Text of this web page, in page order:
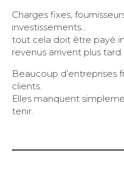
Charges fixes,
investissements…
tout cela doit être payé
revenus arrivent plus tard.
Beaucoup d’entreprises
clients.
Elles manquent
tenir.